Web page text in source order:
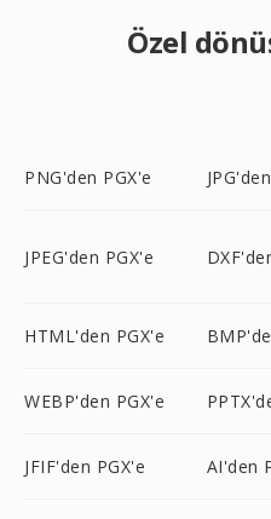
Özel
PNG'den PGX'e
JPEG'den PGX'e
HTML'den PGX'e
WEBP'den PGX'e
JFIF'den PGX'e AI'den